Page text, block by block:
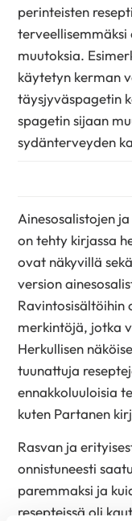
perinteisten
terveellisemmäksi
muutoksia.
käytetyn kerman
täysjyväspagetin
spagetin sijaan
sydänterveyden
Ainesosalistojen
on tehty kirjassa
ovat näkyvillä
version
Ravintosisältöihin
merkintöjä, jotka
Herkullisen
tuunattuja
ennakkoluuloisia
kuten Partanen
Rasvan ja
onnistuneesti
paremmaksi ja
resepteissä oli